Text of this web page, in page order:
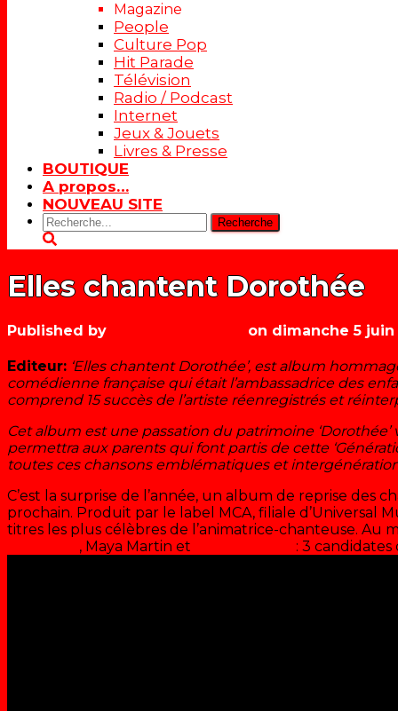
Magazine
People
Culture Pop
Hit Parade
Télévision
Radio / Podcast
Internet
Jeux & Jouets
Livres & Presse
BOUTIQUE
A propos…
NOUVEAU SITE
Rechercher:
Elles chantent Dorothée
Published by on dimanche 5 juin
Editeur: ‘Elles chantent Dorothée’, est album
comédienne française qui était l’ambassadrice des
comprend 15 succès de l’artiste réenregistrés et
Cet album est une passation du patrimoine
permettra aux parents qui font partis de cette
toutes ces chansons emblématiques et
C’est la surprise de l’année, un album de reprise des
prochain. Produit par le label MCA, filiale d’Universal
titres les plus célèbres de l’animatrice-chanteuse. Au
, Maya Martin et : 3 candidates